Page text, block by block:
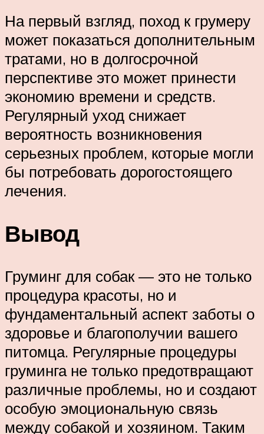
На первый взгляд, поход к грумеру
может показаться дополнительным
тратами, но в долгосрочной
перспективе это может принести
экономию времени и средств.
Регулярный уход снижает
вероятность возникновения
серьезных проблем, которые могли
бы потребовать дорогостоящего
лечения.
Вывод
Груминг для собак — это не только
процедура красоты, но и
фундаментальный аспект заботы о
здоровье и благополучии вашего
питомца. Регулярные процедуры
груминга не только предотвращают
различные проблемы, но и создают
особую эмоциональную связь
между собакой и хозяином. Таким